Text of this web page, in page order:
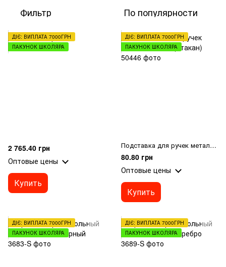
Фильтр По популярности
ДІЄ: ВИПЛАТА 7000ГРН
ПАКУНОК ШКОЛЯРА
2 765.40 грн
Оптовые цены
Купить
ДІЄ: ВИПЛАТА 7000ГРН
ПАКУНОК ШКОЛЯРА
Подставка для ручек метал. "Сетка" (стакан)
80.80 грн
Оптовые цены
Купить
ДІЄ: ВИПЛАТА 7000ГРН
ПАКУНОК ШКОЛЯРА
ДІЄ: ВИПЛАТА 7000ГРН
ПАКУНОК ШКОЛЯРА